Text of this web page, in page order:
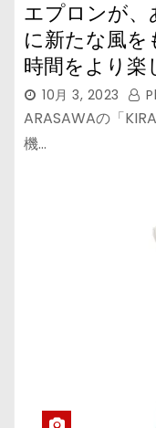
エプロンが
に新たな風を
時間をより楽
10月 3, 2023
ARASAWAの「
機…